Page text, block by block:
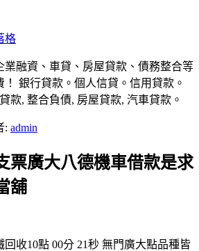
格
業融資、車貸、房屋貸款、債務整合等
銀行貸款。個人信貸。信用貸款。
款, 整合負債, 房屋貸款, 汽車貸款。
: admin
票廣大八德機車借款是求
舖
收10點 00分 21秒 無門廣大點品種皆